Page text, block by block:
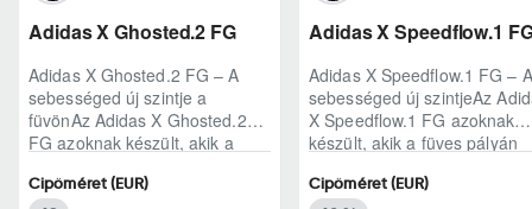
Adidas X Ghosted.2 FG
Adidas X Ghosted.2 FG – A
sebességed új szintje a
füvönAz Adidas X Ghosted.2
FG azoknak készült, akik a
pillanataiban is azonnal r..
Cipőméret (EUR)
Adidas X Speedflow.1
Adidas X Speedflow.1 FG – A
sebességed új szintjeAz
X Speedflow.1 FG azoknak
készült, akik a füves pályán
ritmust diktál..
Cipőméret (EUR)